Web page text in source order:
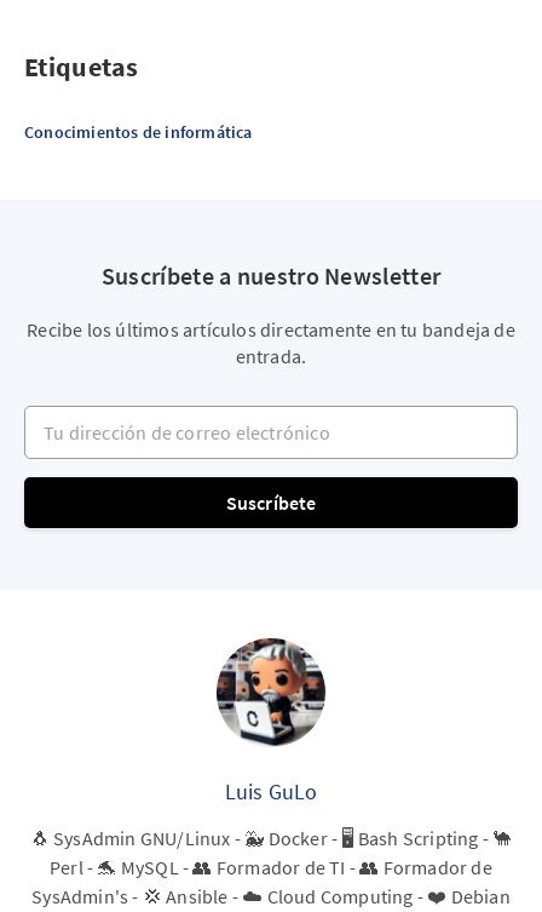
Etiquetas
Conocimientos de informática
Suscríbete a nuestro Newsletter
Recibe los últimos artículos directamente en tu bandeja de
entrada.
Tu dirección de correo electrónico
Suscríbete
Luis GuLo
🐧 SysAdmin GNU/Linux - 🐳 Docker - 🖥️ Bash Scripting - 🐪
Perl - 🐬 MySQL - 👥 Formador de TI - 👥 Formador de
SysAdmin's - 💢 Ansible - ☁️ Cloud Computing - ❤️ Debian